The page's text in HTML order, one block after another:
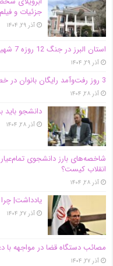
جزئیات و فیلم
آذر ۲۹, ۱۴۰۴
استان البرز در جنگ 12 روزه 7 شهید دانشجو تقدیم انقلاب کرد
آذر ۲۹, ۱۴۰۴
3 روز رفت‌وآمد رایگان بانوان در خطوط اتوبوسرانی شهری کرج
آذر ۲۸, ۱۴۰۴
دانشجو
آذر ۲۸, ۱۴۰۴
شاخصه‌های بارز دانشجوی تمام‌عیار
انقلاب کیست؟
آذر ۲۸, ۱۴۰۴
یادداشت| چرا
آذر ۲۷, ۱۴۰۴
مصائب دستگاه قضا در مواجهه با
آذر ۲۷, ۱۴۰۴